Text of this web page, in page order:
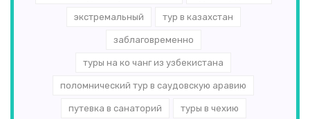
экстремальный тур в казахстан
заблаговременно
туры на ко чанг из узбекистана
поломнический тур в саудовскую аравию
путевка в санаторий туры в чехию